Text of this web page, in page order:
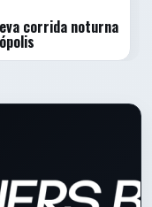
corrida noturna